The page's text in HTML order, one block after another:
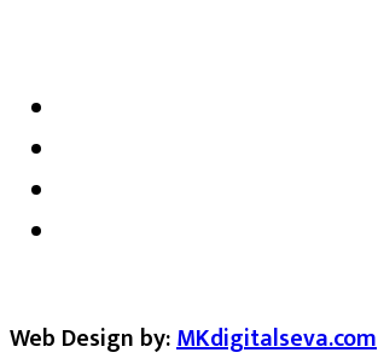
Web Design by:MKdigitalseva.com